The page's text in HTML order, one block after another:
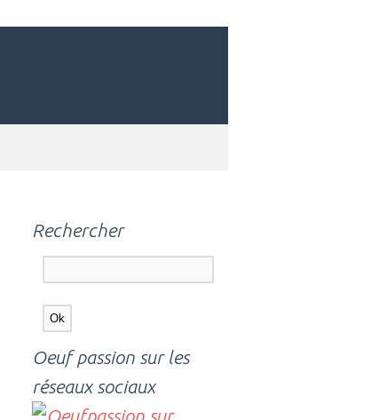
Rechercher
Oeuf passion sur les
réseaux sociaux